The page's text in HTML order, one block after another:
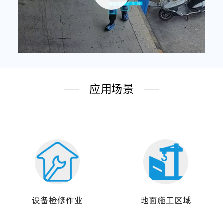
应用场景
设备检修作业 地面施工区域